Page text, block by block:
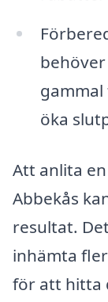
öka
Att anlita
Abbekås
resultat.
inhämta
för att hitta